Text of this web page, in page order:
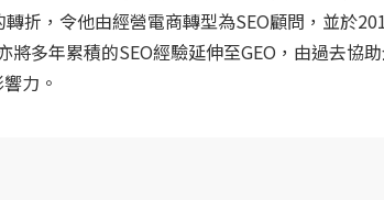
折，令他由經營電商轉型為SEO顧問，並於
多年累積的SEO經驗延伸至GEO，由過去協
力。